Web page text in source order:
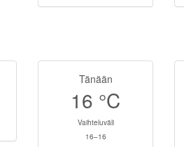
Tänään
16 °C
Vaihteluväli
16–16